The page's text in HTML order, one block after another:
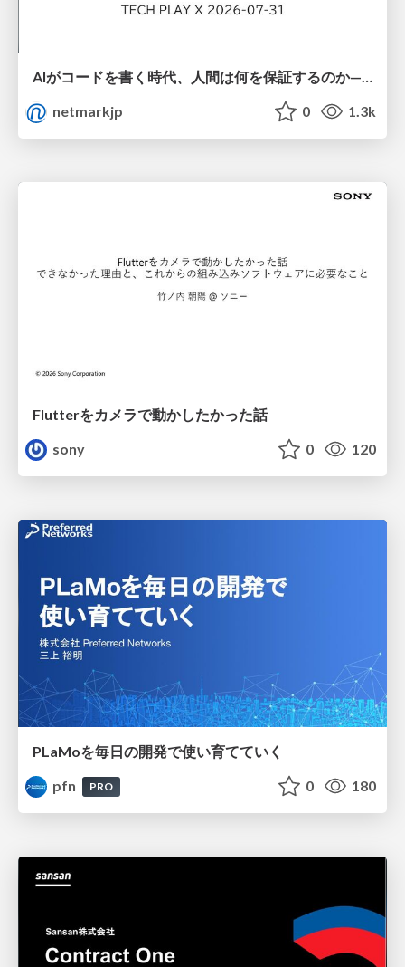
AIがコードを書く時代、人間は何を保証するのか———馬場さんと考える、開発者に求められる新しい責任と価値 - TECH PLAY
netmarkjp
0 1.3k
Flutterをカメラで動かしたかった話
sony
0 120
PLaMoを毎日の開発で使い育てていく
pfn
PRO 0 180